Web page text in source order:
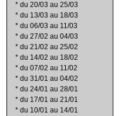
* du 20/03 au 25/03
* du 13/03 au 18/03
* du 06/03 au 11/03
* du 27/02 au 04/03
* du 21/02 au 25/02
* du 14/02 au 18/02
* du 07/02 au 11/02
* du 31/01 au 04/02
* du 24/01 au 28/01
* du 17/01 au 21/01
* du 10/01 au 14/01